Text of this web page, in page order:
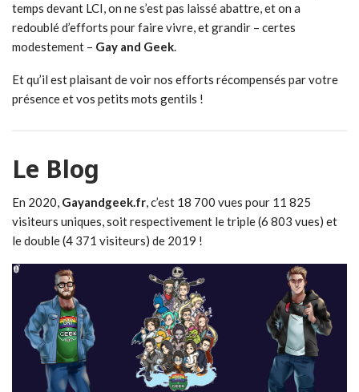
temps devant LCI, on ne s’est pas laissé abattre, et on a
redoublé d’efforts pour faire vivre, et grandir – certes
modestement – Gay and Geek.
Et qu’il est plaisant de voir nos efforts récompensés par votre
présence et vos petits mots gentils !
Le Blog
En 2020, Gayandgeek.fr, c’est 18 700 vues pour 11 825
visiteurs uniques, soit respectivement le triple (6 803 vues) et
le double (4 371 visiteurs) de 2019 !